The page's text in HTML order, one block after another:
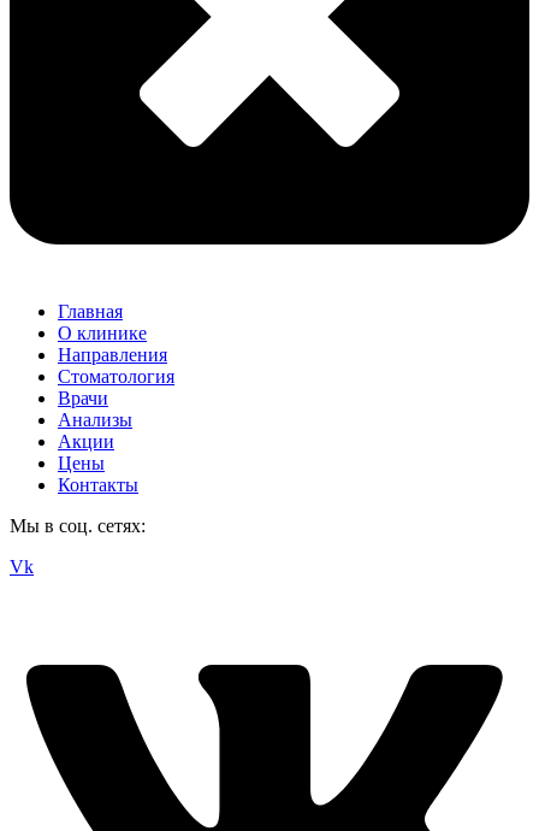
Главная
О клинике
Направления
Стоматология
Врачи
Анализы
Акции
Цены
Контакты
Мы в соц. сетях:
Vk